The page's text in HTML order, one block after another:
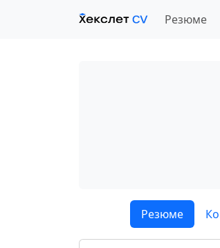
Резюме
Резюме